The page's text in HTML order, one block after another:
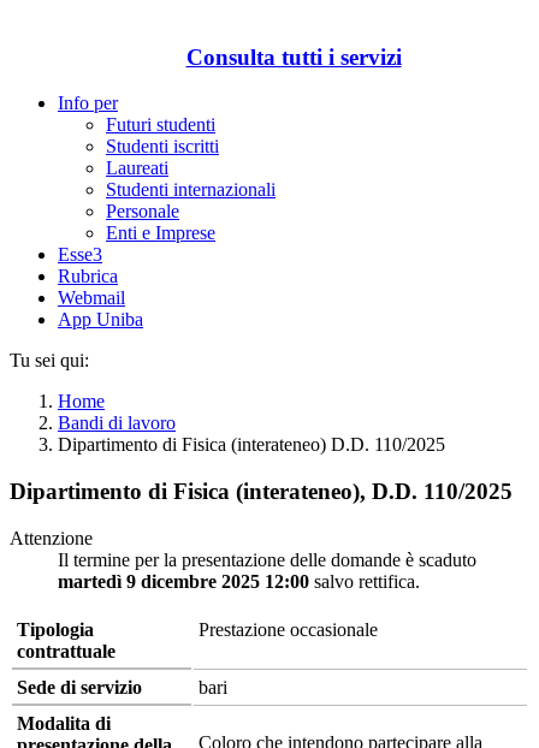
Consulta tutti i servizi
Info per
Futuri studenti
Studenti iscritti
Laureati
Studenti internazionali
Personale
Enti e Imprese
Esse3
Rubrica
Webmail
App Uniba
Tu sei qui:
Home
Bandi di lavoro
Dipartimento di Fisica (interateneo) D.D. 110/2025
Dipartimento di Fisica (interateneo), D.D. 110/2025
Attenzione
Il termine per la presentazione delle domande è scaduto
martedì 9 dicembre 2025 12:00 salvo rettifica.
Tipologia
contrattuale
Prestazione occasionale
Sede di servizio
bari
Modalita di
Coloro che intendono partecipare alla